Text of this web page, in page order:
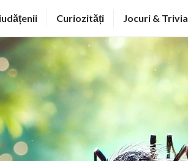
Curiozități Jocuri & Trivia